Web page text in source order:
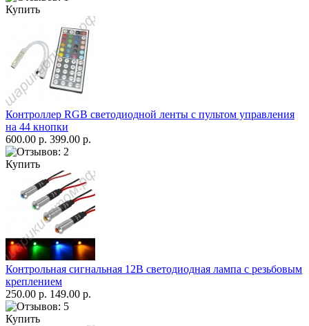
Купить
Контроллер RGB светодиодной ленты с пультом управления
на 44 кнопки
600.00 р. 399.00 р.
Купить
Контрольная сигнальная 12В светодиодная лампа с резьбовым
креплением
250.00 р. 149.00 р.
Купить